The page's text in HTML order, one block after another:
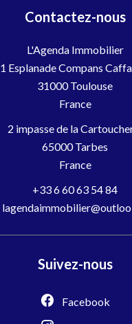
Contactez-nous
L'Agenda Immobilier
1 Esplanade Compans
31000Toulouse
France
2 impasse de la
65000 Tarbes
France
+33 6 60 63 54 84
Suivez-nous
Facebook